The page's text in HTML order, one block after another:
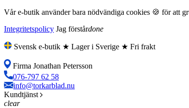
Vår e-butik använder bara nödvändiga cookies 🍪 för att
Integritetspolicy Jag förstårdone
Svensk e-butik ★ Lager i Sverige ★ Fri frakt
Firma Jonathan Petersson
076-797 62 58
info@torkarblad.nu
Kundtjänst
clear